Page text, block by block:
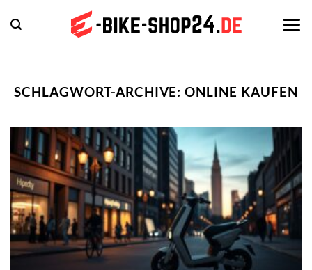
Inhalt
springen
SCHLAGWORT-ARCHIVE:ONLINE KAUFEN